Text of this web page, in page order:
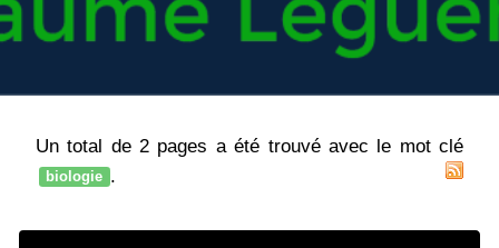
Un total de 2 pages a été trouvé avec le mot clé
biologie .